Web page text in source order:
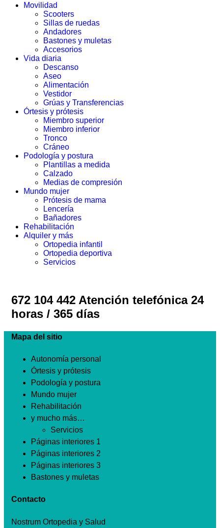
Movilidad
Scooters
Sillas de ruedas
Andadores
Bastones y muletas
Accesorios
Vida diaria
Descanso
Aseo
Alimentación
Vestidor
Grúas y Transferencias
Órtesis y prótesis
Miembro superior
Miembro inferior
Tronco
Cráneo
Podología y postura
Plantillas a medida
Calzado
Medias de compresión
Mundo mujer
Prótesis de mama
Lencería
Bañadores
Rehabilitación
Alquiler y más
Ortopedia infantil
Ortopedia deportiva
Servicios
672 104 442 Atención telefónica 24
horas / 365 días
Mapa del sitio
Autonomía personal
Órtesis y prótesis
Podología y postura
Mundo mujer
Rehabilitación
y mucho más…
Servicios
Páginas interiores 1
Páginas interiores 2
Páginas interiores 3
Bastones y muletas
Contacto
Nostrum Ortopedia y Salud